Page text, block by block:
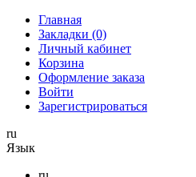
Главная
Закладки (0)
Личный кабинет
Корзина
Оформление заказа
Войти
Зарегистрироваться
ru
Язык